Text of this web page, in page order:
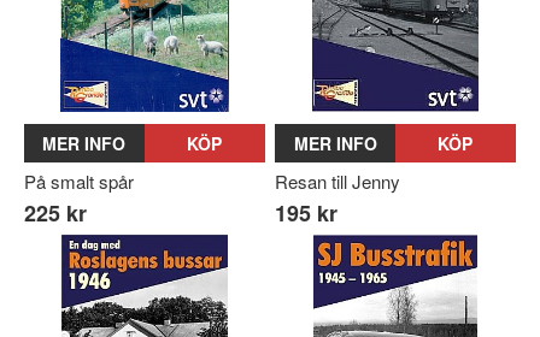
MER INFO KÖP
På smalt spår
225 kr
MER INFO KÖP
Resan till Jenny
195 kr